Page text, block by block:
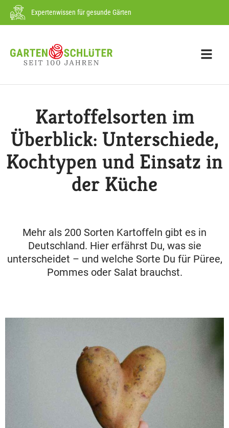
Expertenwissen für gesunde Gärten
Kartoffelsorten im
Überblick: Unterschiede,
Kochtypen und Einsatz in
der Küche
Mehr als 200 Sorten Kartoffeln gibt es in
Deutschland. Hier erfährst Du, was sie
unterscheidet – und welche Sorte Du für Püree,
Pommes oder Salat brauchst.